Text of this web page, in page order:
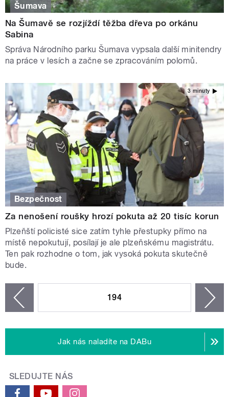
Šumava
Na Šumavě se rozjíždí těžba dřeva po orkánu
Sabina
Správa Národního parku Šumava vypsala další minitendry
na práce v lesích a začne se zpracováním polomů.
3 minuty
Bezpečnost
Za nenošení roušky hrozí pokuta až 20 tisíc korun
Plzeňští policisté sice zatím tyhle přestupky přímo na
místě nepokutují, posílají je ale plzeňskému magistrátu.
Ten pak rozhodne o tom, jak vysoká pokuta skutečně
bude.
194
Jak nás naladíte na DABu
SLEDUJTE NÁS